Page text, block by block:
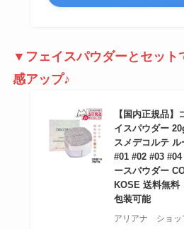
▼フェイスパウダーとセット
感アップ♪
【国内正規品
イスパウダー
スメデコルテ
#01 #02 #03
ースパウダー
KOSE 送料無料
包装可能
アリアナ ショッ